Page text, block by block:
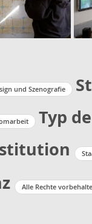
und Szenografie
Typ
Alle Rechte